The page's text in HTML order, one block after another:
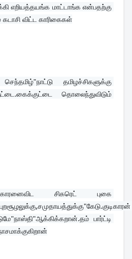
எறியத்தயங்க மாட்டாங்க என்பதற்கு
விட்ட காரிகைகள்
தமிழச்சிகளுக்கு
தொலைந்துவிடும்
சிகரெட் புகை
பார்ட்டி